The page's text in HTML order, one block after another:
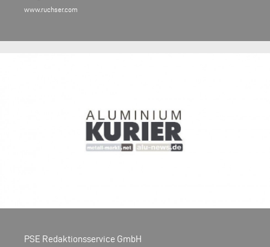
www.ruchser.com
PSE Redaktionsservice GmbH